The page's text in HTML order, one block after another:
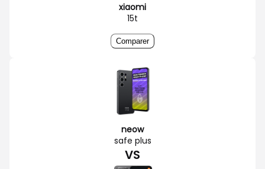
xiaomi
15t
Comparer
neow
safe plus
VS